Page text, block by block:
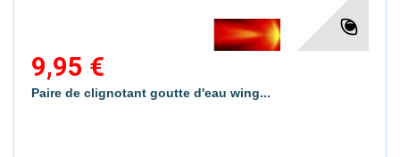
9,95 €
Paire de clignotant goutte d'eau wing...